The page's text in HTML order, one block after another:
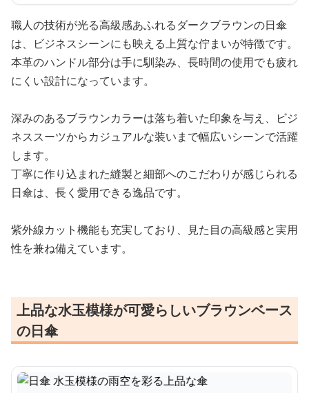
職人の技術が光る高級感あふれるダークブラウンの日傘
は、ビジネスシーンにも映える上質な佇まいが特徴です。
本革のハンドル部分は手に馴染み、長時間の使用でも疲れ
にくい設計になっています。
深みのあるブラウンカラーは落ち着いた印象を与え、ビジ
ネススーツからカジュアルな装いまで幅広いシーンで活躍
します。
丁寧に作り込まれた縫製と細部へのこだわりが感じられる
日傘は、長く愛用できる逸品です。
紫外線カット機能も充実しており、見た目の高級感と実用
性を兼ね備えています。
上品な水玉模様が可愛らしいブラウンベース
の日傘